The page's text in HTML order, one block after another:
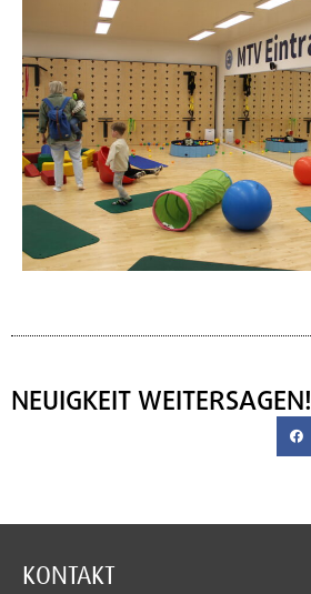
NEUIGKEIT WEITERSAGEN!
KONTAKT